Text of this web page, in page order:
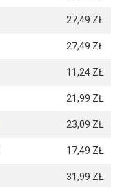
27,49 ZŁ
27,49 ZŁ
11,24 ZŁ
21,99 ZŁ
23,09 ZŁ
17,49 ZŁ
31,99 ZŁ